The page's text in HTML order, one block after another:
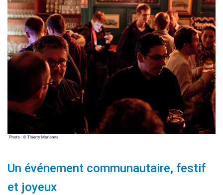
Un événement communautaire, festif
et joyeux